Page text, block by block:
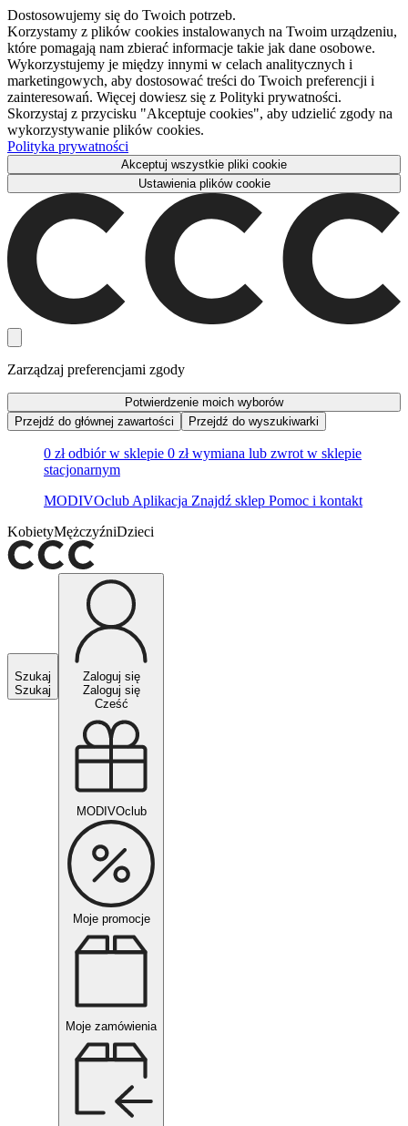
Dostosowujemy się do Twoich potrzeb.
Korzystamy z plików cookies instalowanych na Twoim urządzeniu,
które pomagają nam zbierać informacje takie jak dane osobowe.
Wykorzystujemy je między innymi w celach analitycznych i
marketingowych, aby dostosować treści do Twoich preferencji i
zainteresowań. Więcej dowiesz się z Polityki prywatności.
Skorzystaj z przycisku "Akceptuje cookies", aby udzielić zgody na
wykorzystywanie plików cookies.
Polityka prywatności
Akceptuj wszystkie pliki cookie
Ustawienia plików cookie
Zarządzaj preferencjami zgody
Potwierdzenie moich wyborów
Przejdź do głównej zawartości
Przejdź do wyszukiwarki
0 zł odbiór w sklepie 0 zł wymiana lub zwrot w sklepie
stacjonarnym
MODIVOclub Aplikacja Znajdź sklep Pomoc i kontakt
KobietyMężczyźniDzieci
Szukaj
Szukaj
Zaloguj się
Zaloguj się
Cześć
MODIVOclub
Moje promocje
Moje zamówienia